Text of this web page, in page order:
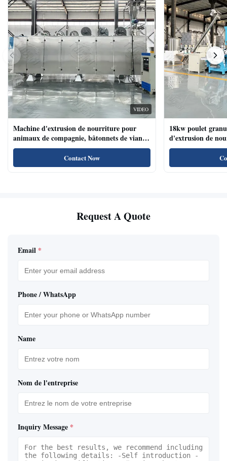
VIDEO
Machine d'extrusion de nourriture pour
animaux de compagnie, bâtonnets de viande
de chien, machine d'extrusion de nourriture
pour animaux de compagnie avec système de
plateau automatique
Contact Now
18kw poulet
d'extrusion de
compagnie haute
naturels de
Request A Quote
Email *
Phone / WhatsApp
Name
Nom de l'entreprise
Inquiry Message *